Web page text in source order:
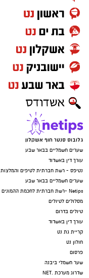
גלובוס סנטר חוף אשקלון
שערים חשמליים בבאר שבע
עורך דין באשדוד
נטיפס - רשת חברתית לטיפים והמלצות
שערים חשמליים בבאר שבע
Netips -רשת חברתית לחכמת ההמונים
מסלולים לטיולים
טיולים בדרום
עורך דין באשדוד
קריית גת נט
חולון נט
פרסום
שער חשמלי ביבנה
שדרוג מערכת .NET